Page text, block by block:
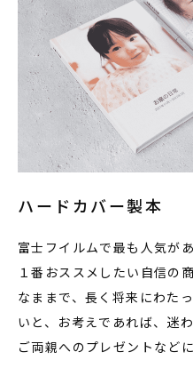
ハードカバー製本
富士フイルムで最も人気が
１番おススメしたい自信の
なままで、長く将来にわた
いと、お考えであれば、迷
ご両親へのプレゼントなど